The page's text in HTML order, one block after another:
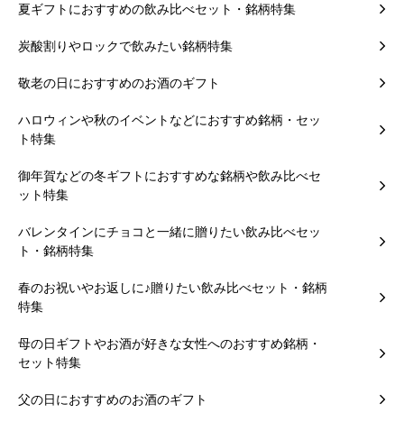
夏ギフトにおすすめの飲み比べセット・銘柄特集
炭酸割りやロックで飲みたい銘柄特集
敬老の日におすすめのお酒のギフト
ハロウィンや秋のイベントなどにおすすめ銘柄・セッ
ト特集
御年賀などの冬ギフトにおすすめな銘柄や飲み比べセ
ット特集
バレンタインにチョコと一緒に贈りたい飲み比べセッ
ト・銘柄特集
春のお祝いやお返しに♪贈りたい飲み比べセット・銘柄
特集
母の日ギフトやお酒が好きな女性へのおすすめ銘柄・
セット特集
父の日におすすめのお酒のギフト